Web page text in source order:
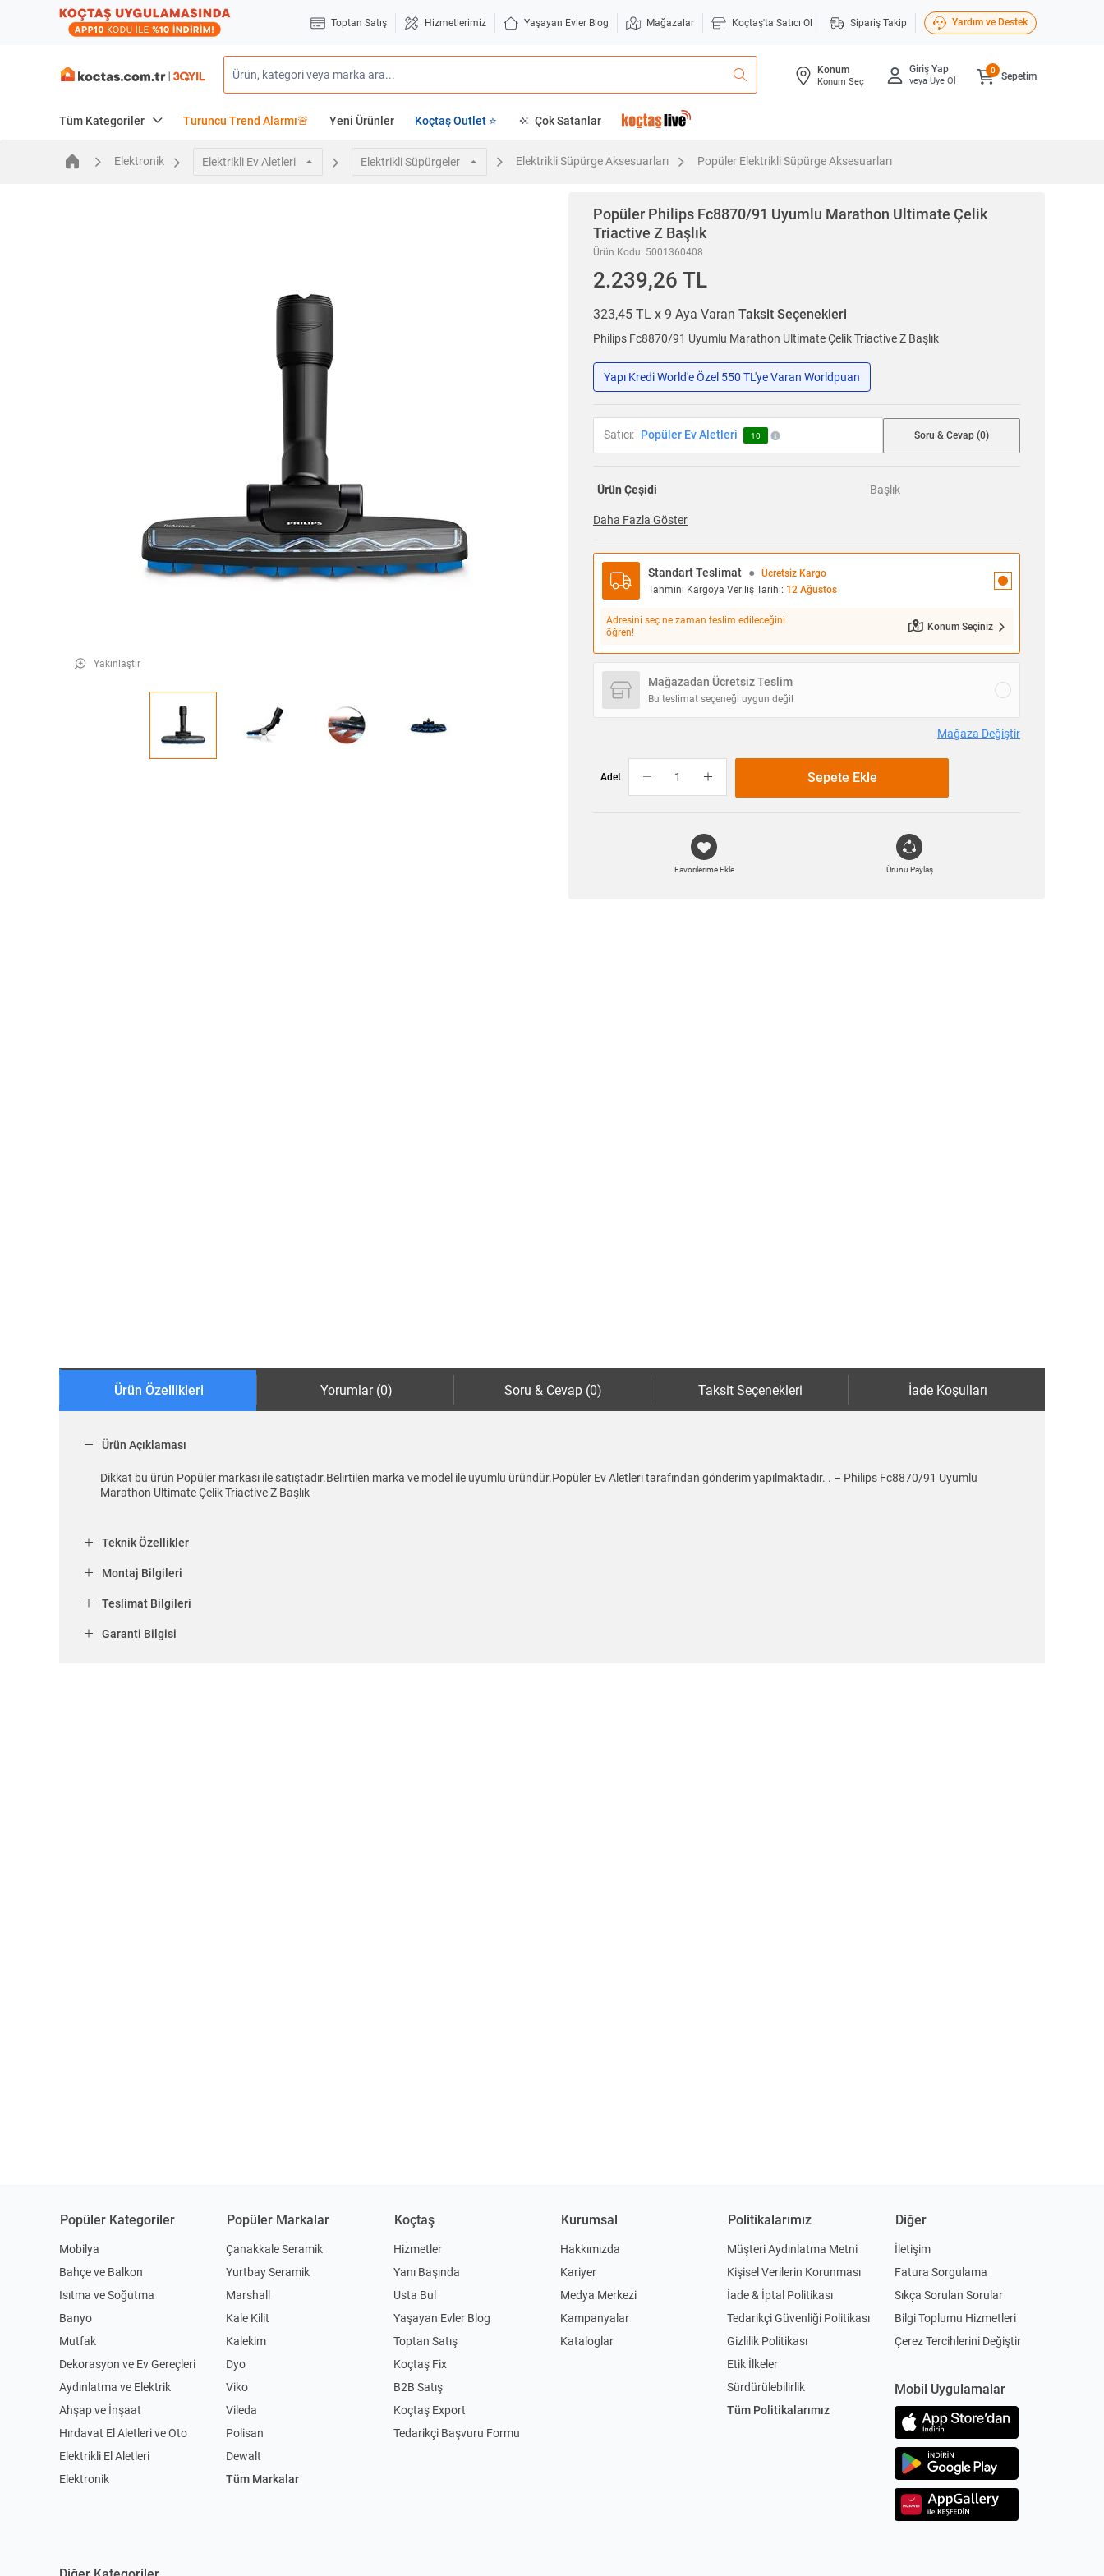
Toptan Satış Hizmetlerimiz Yaşayan Evler Blog Mağazalar Koçtaş'ta Satıcı Ol Sipariş Takip Yardım ve Destek
Konum
Konum Seç
Giriş Yap
veya Üye Ol Sepetim
0
Tüm Kategoriler Turuncu Trend Alarmı🚨 Yeni Ürünler Koçtaş Outlet ⭐ Çok Satanlar
Elektronik Elektrikli Ev Aletleri Elektrikli Süpürgeler Elektrikli Süpürge Aksesuarları Popüler Elektrikli Süpürge Aksesuarları
Yakınlaştır
Popüler Philips Fc8870/91 Uyumlu Marathon Ultimate Çelik
Triactive Z Başlık
Ürün Kodu: 5001360408
2.239,26 TL
323,45 TL x 9 Aya Varan Taksit Seçenekleri
Philips Fc8870/91 Uyumlu Marathon Ultimate Çelik Triactive Z Başlık
Yapı Kredi World'e Özel 550 TL'ye Varan Worldpuan
Satıcı: Popüler Ev Aletleri 10 Soru & Cevap (0)
Ürün Çeşidi Başlık
Daha Fazla Göster
Standart Teslimat ●
Ücretsiz Kargo
Tahmini Kargoya Veriliş Tarihi: 12 Ağustos
Adresini seç ne zaman teslim edileceğini
öğren!
Konum Seçiniz
Mağazadan Ücretsiz Teslim
Bu teslimat seçeneği uygun değil
Mağaza Değiştir
Adet Sepete Ekle
Favorilerime Ekle Ürünü Paylaş
Ürün Özellikleri Yorumlar (0) Soru & Cevap (0) Taksit Seçenekleri İade Koşulları
Ürün Açıklaması
Dikkat bu ürün Popüler markası ile satıştadır.Belirtilen marka ve model ile uyumlu üründür.Popüler Ev Aletleri tarafından gönderim yapılmaktadır. . – Philips Fc8870/91 Uyumlu
Marathon Ultimate Çelik Triactive Z Başlık
Teknik Özellikler
Montaj Bilgileri
Teslimat Bilgileri
Garanti Bilgisi
Popüler Kategoriler
Mobilya
Bahçe ve Balkon
Isıtma ve Soğutma
Banyo
Mutfak
Dekorasyon ve Ev Gereçleri
Aydınlatma ve Elektrik
Ahşap ve İnşaat
Hırdavat El Aletleri ve Oto
Elektrikli El Aletleri
Elektronik
Popüler Markalar
Çanakkale Seramik
Yurtbay Seramik
Marshall
Kale Kilit
Kalekim
Dyo
Viko
Vileda
Polisan
Dewalt
Tüm Markalar
Koçtaş
Hizmetler
Yanı Başında
Usta Bul
Yaşayan Evler Blog
Toptan Satış
Koçtaş Fix
B2B Satış
Koçtaş Export
Tedarikçi Başvuru Formu
Kurumsal
Hakkımızda
Kariyer
Medya Merkezi
Kampanyalar
Kataloglar
Politikalarımız
Müşteri Aydınlatma Metni
Kişisel Verilerin Korunması
İade & İptal Politikası
Tedarikçi Güvenliği Politikası
Gizlilik Politikası
Etik İlkeler
Sürdürülebilirlik
Tüm Politikalarımız
Diğer
İletişim
Fatura Sorgulama
Sıkça Sorulan Sorular
Bilgi Toplumu Hizmetleri
Çerez Tercihlerini Değiştir
Mobil Uygulamalar